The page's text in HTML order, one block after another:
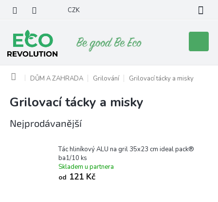
obsah
CZK
košík
Domů DŮM A ZAHRADA Grilování Grilovací tácky a misky
Grilovací tácky a misky
Nejprodávanější
Tác hliníkový ALU na gril 35x23 cm ideal pack®
ba1/10 ks
Skladem u partnera
od 121 Kč